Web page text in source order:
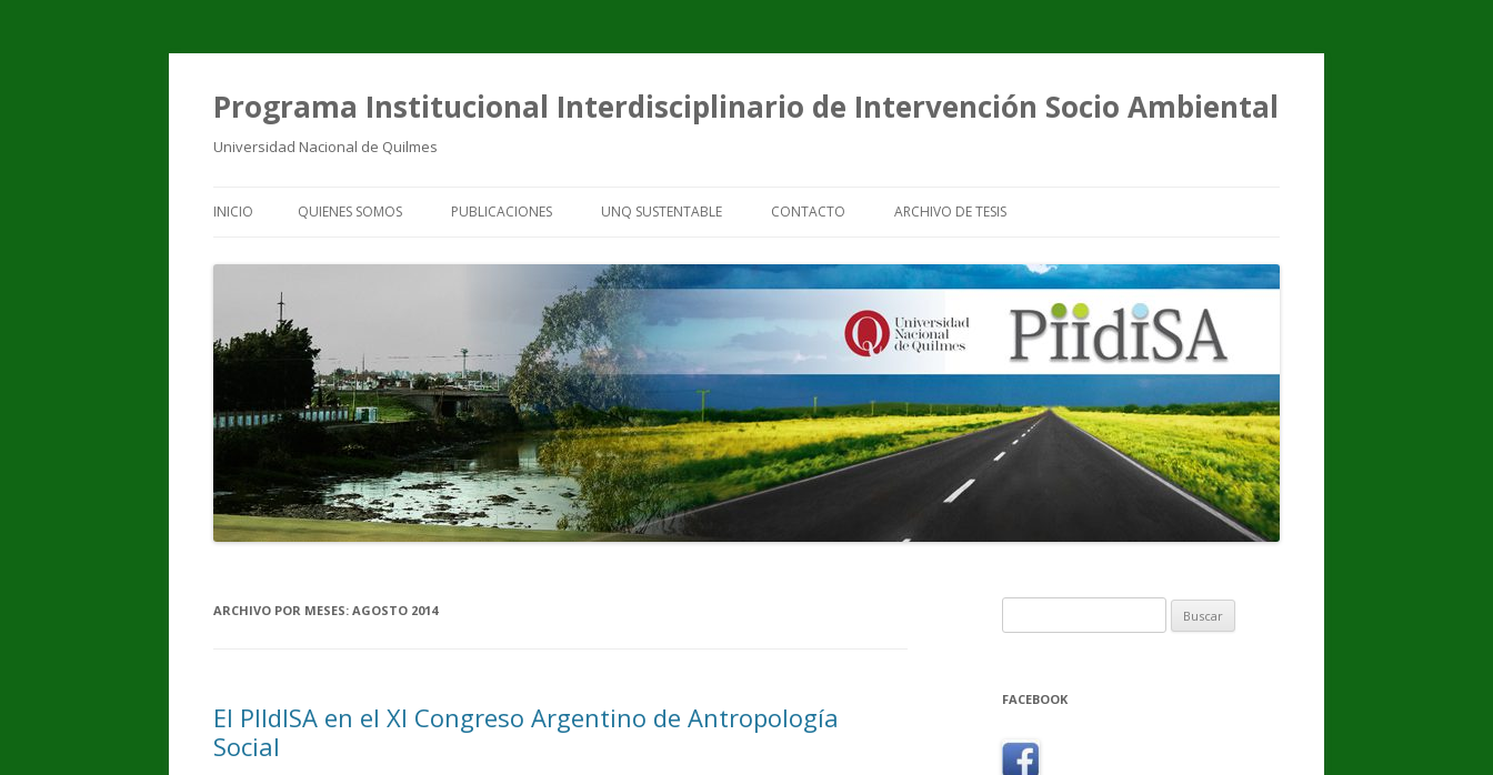
Programa Institucional Interdisciplinario de Intervención Socio Ambiental
Universidad Nacional de Quilmes
INICIO QUIENES SOMOS PUBLICACIONES
RECUPERADORES URBANOS
UNQ SUSTENTABLE CONTACTO ARCHIVO DE TESIS
CARTONERO
TESIS DE MAESTRÍA
TESIS DE DOCTORADO
ARCHIVO POR MESES: AGOSTO 2014
El PIIdISA en el XI Congreso Argentino de Antropología
Social
FACEBOOK